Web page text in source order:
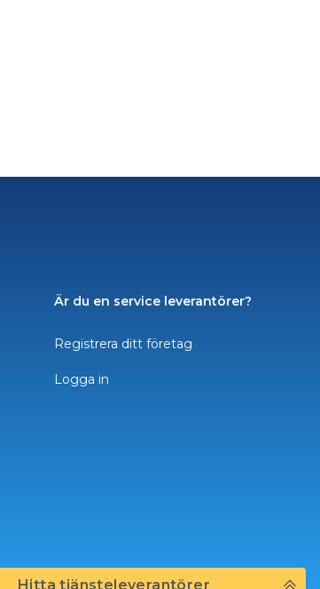
Är du en service leverantörer?
Registrera ditt företag
Logga in
Hitta tjänsteleverantörer